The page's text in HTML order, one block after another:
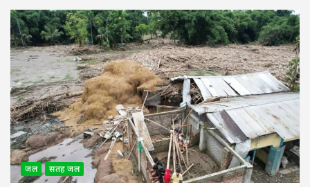
जल सतह जल